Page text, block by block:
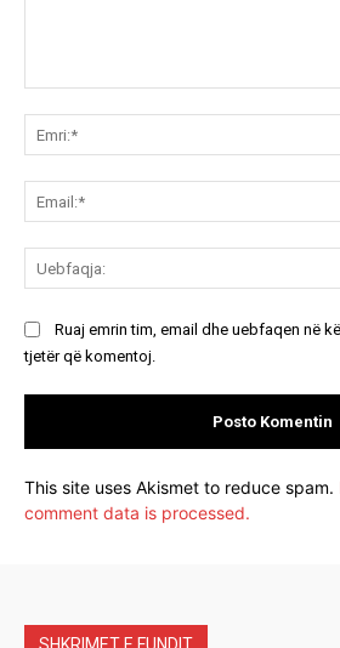
Ruaj emrin tim, email dhe uebfaqen në
tjetër që komentoj.
This site uses Akismet to reduce spam.
comment data is processed.